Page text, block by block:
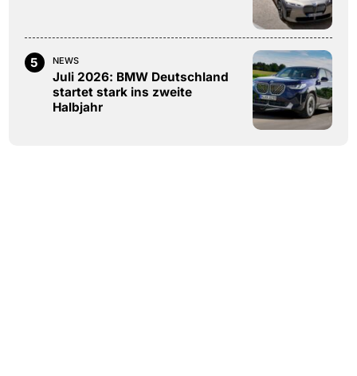
5 NEWS
Juli 2026: BMW Deutschland
startet stark ins zweite
Halbjahr